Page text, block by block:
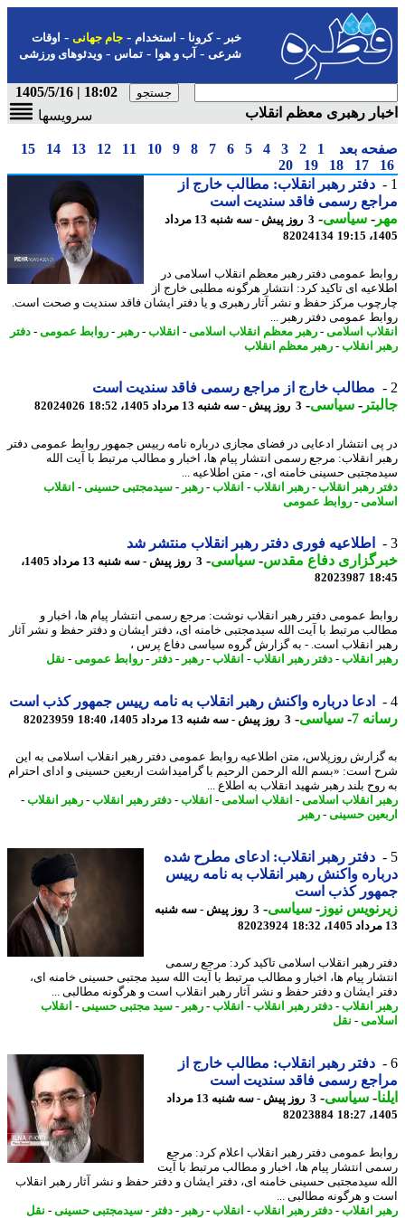
-کرونا-استخدام- جام جهانی-اوقات
شرعی-آب و هوا-تماس-ویدئوهای ورزشی
18:02 | 1405/5/16
رهبری معظم انقلاب
سرویسها
بعد 1
2
3
4
5
6
7
8
9
10
11
12
13
14
15
17
18
19
20
دفتر رهبر انقلاب: مطالب خارج از
رسمی فاقد سندیت است
-سیاسی-
3 روز پیش - سه شنبه 13 مرداد
82024134
عمومی دفتر رهبر معظم انقلاب اسلامی در
ای تاکید کرد: انتشار هرگونه مطلبی خارج از
مرکز حفظ و نشر آثار رهبری و یا دفتر ایشان فاقد سندیت و صحت است.
عمومی دفتر رهبر ...
اسلامی-رهبر معظم انقلاب اسلامی-انقلاب-رهبر -روابط عمومی-دفتر
انقلاب-رهبر معظم انقلاب
مطالب خارج از مراجع رسمی فاقد سندیت است
-سیاسی-3 روز پیش - سه شنبه 13 مرداد 1405، 18:52 82024026
انتشار ادعایی در فضای مجازی درباره نامه رییس جمهور روابط عمومی دفتر
انقلاب: مرجع رسمی انتشار پیام ها، اخبار و مطالب مرتبط با آیت الله
حسینی خامنه ای، - متن اطلاعیه ...
رهبر انقلاب-رهبر انقلاب-انقلاب-رهبر -سیدمجتبی حسینی-انقلاب
-روابط عمومی
اطلاعیه فوری دفتر رهبر انقلاب منتشر شد
دفاع مقدس-سیاسی-
3 روز پیش - سه شنبه 13 مرداد 1405،
82023987
عمومی دفتر رهبر انقلاب نوشت: مرجع رسمی انتشار پیام ها، اخبار و
مرتبط با آیت الله سیدمجتبی خامنه ای، دفتر ایشان و دفتر حفظ و نشر آثار
انقلاب است. - به گزارش گروه سیاسی دفاع پرس ،
انقلاب-دفتر رهبر انقلاب-انقلاب-رهبر -دفتر -روابط عمومی-نقل
ادعا درباره واکنش رهبر انقلاب به نامه رییس جمهور کذب است
7
-سیاسی-3 روز پیش - سه شنبه 13 مرداد 1405، 18:40 82023959
روزپلاس، متن اطلاعیه روابط عمومی دفتر رهبر انقلاب اسلامی به این
است: «بسم الله الرحمن الرحیم با گرامیداشت اربعین حسینی و ادای احترام
بلند رهبر شهید انقلاب به اطلاع ...
انقلاب اسلامی-انقلاب اسلامی-انقلاب-دفتر رهبر انقلاب-رهبر انقلاب-
حسینی-رهبر
دفتر رهبر انقلاب: ادعای مطرح شده
واکنش رهبر انقلاب به نامه رییس
کذب است
نیوز-سیاسی-
3 روز پیش - سه شنبه
82023924
رهبر انقلاب اسلامی تاکید کرد: مرجع رسمی
پیام ها، اخبار و مطالب مرتبط با آیت الله سید مجتبی حسینی خامنه ای،
ایشان و دفتر حفظ و نشر آثار رهبر انقلاب است و هرگونه مطالبی ...
انقلاب-دفتر رهبر انقلاب-انقلاب-رهبر -سید مجتبی حسینی-انقلاب
-نقل
دفتر رهبر انقلاب: مطالب خارج از
رسمی فاقد سندیت است
-سیاسی-
3 روز پیش - سه شنبه 13 مرداد
82023884
عمومی دفتر رهبر انقلاب اعلام کرد: مرجع
انتشار پیام ها، اخبار و مطالب مرتبط با آیت
سیدمجتبی حسینی خامنه ای، دفتر ایشان و دفتر حفظ و نشر آثار رهبر انقلاب
و هرگونه مطالبی ...
انقلاب-دفتر رهبر انقلاب-انقلاب-رهبر -دفتر -سیدمجتبی حسینی-نقل